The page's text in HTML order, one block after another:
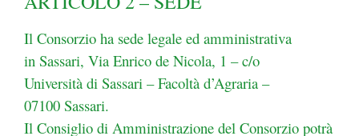
Il Consorzio ha sede legale ed amministrativa
in Sassari, Via Enrico de Nicola, 1 – c/o
Università di Sassari – Facoltà d’Agraria –
07100 Sassari.
Il Consiglio di Amministrazione del Consorzio potrà